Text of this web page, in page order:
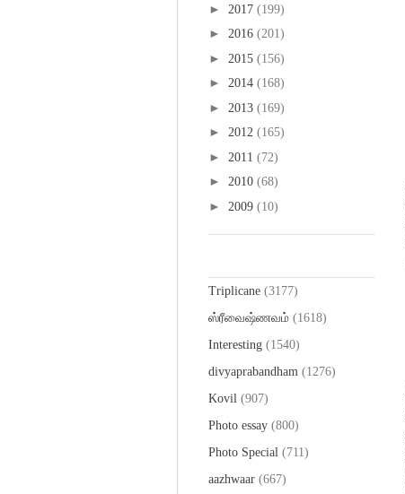
► 2017 (199)
► 2016 (201)
► 2015 (156)
► 2014 (168)
► 2013 (169)
► 2012 (165)
► 2011 (72)
► 2010 (68)
► 2009 (10)
Triplicane (3177)
ஸ்ரீவைஷ்ணவம் (1618)
Interesting (1540)
divyaprabandham (1276)
Kovil (907)
Photo essay (800)
Photo Special (711)
aazhwaar (667)